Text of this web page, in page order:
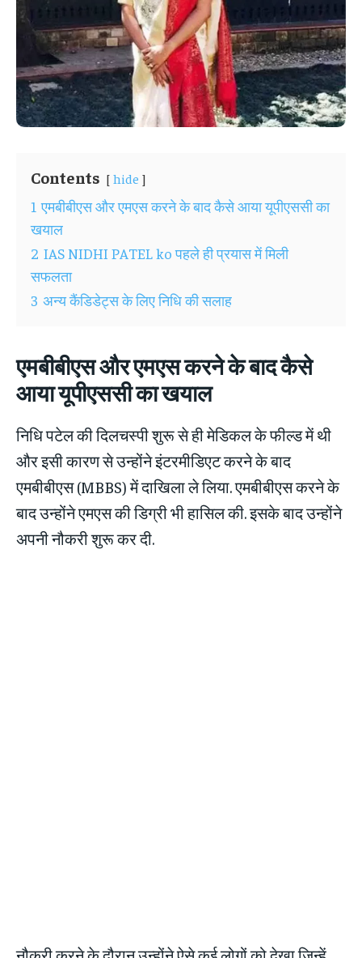
Contents hide
1 एमबीबीएस और एमएस करने के बाद कैसे आया यूपीएससी का
खयाल
2 IAS NIDHI PATEL ko पहले ही प्रयास में मिली
सफलता
3 अन्य कैंडिडेट्स के लिए निधि की सलाह
एमबीबीएस और एमएस करने के बाद कैसे
आया यूपीएससी का खयाल
निधि पटेल की दिलचस्पी शुरू से ही मेडिकल के फील्ड में थी
और इसी कारण से उन्होंने इंटरमीडिएट करने के बाद
एमबीबीएस (MBBS) में दाखिला ले लिया. एमबीबीएस करने के
बाद उन्होंने एमएस की डिग्री भी हासिल की. इसके बाद उन्होंने
अपनी नौकरी शुरू कर दी.